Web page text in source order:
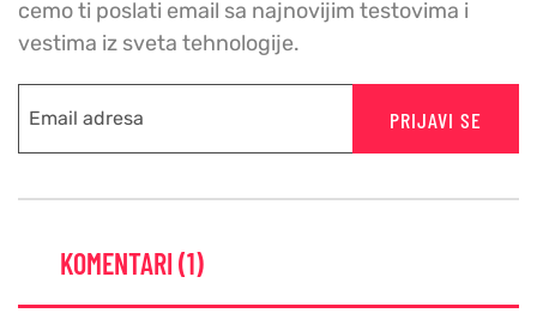
cemo ti poslati email sa najnovijim testovima i
vestima iz sveta tehnologije.
PRIJAVI SE
KOMENTARI (1)